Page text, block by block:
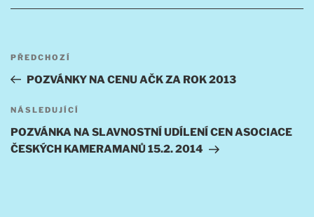
příspěvek
Předchozí
příspěvek
PŘEDCHOZÍ
POZVÁNKY NA CENU AČK ZA ROK 2013
Následující
příspěvek
NÁSLEDUJÍCÍ
POZVÁNKA NA SLAVNOSTNÍ UDÍLENÍ CEN ASOCIACE
ČESKÝCH KAMERAMANŮ 15.2. 2014